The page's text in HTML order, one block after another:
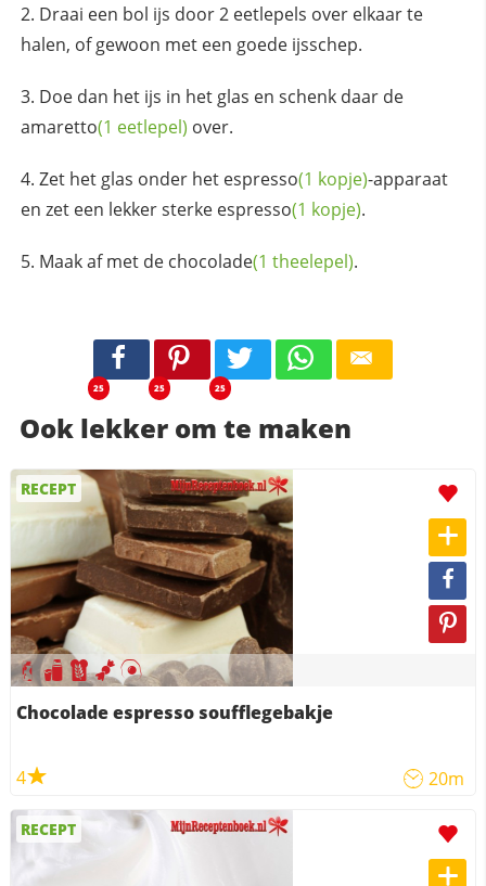
Draai een bol ijs door 2 eetlepels over elkaar te
halen, of gewoon met een goede ijsschep.
Doe dan het ijs in het glas en schenk daar de
amaretto(1 eetlepel) over.
Zet het glas onder het espresso(1 kopje)-apparaat
en zet een lekker sterke espresso(1 kopje).
Maak af met de chocolade(1 theelepel).
25 25 25
Ook lekker om te maken
RECEPT
Chocolade espresso soufflegebakje
4 20m
RECEPT